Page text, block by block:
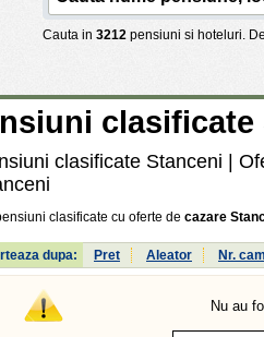
Cauta in 3212 pensiuni si hoteluri.
clasificate
clasificate Stanceni |
clasificate cu oferte de cazare
dupa: Pret Aleator Nr.
Nu au